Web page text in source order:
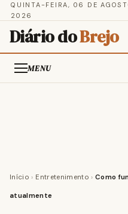
QUINTA-FEIRA, 06 DE
2026
Diário doBrejo
MENU
Início › Entretenimento › Como
atualmente